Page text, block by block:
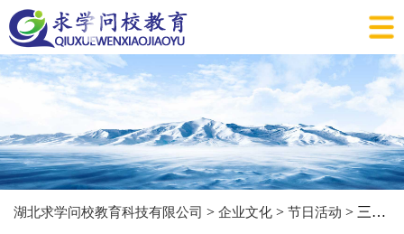
湖北求学问校教育科技有限公司 > 企业文化 > 节日活动 > 三八女神节，致敬每一位“了不起的她”